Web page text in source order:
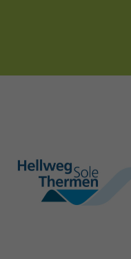
hellweg-sole-
thermen.de